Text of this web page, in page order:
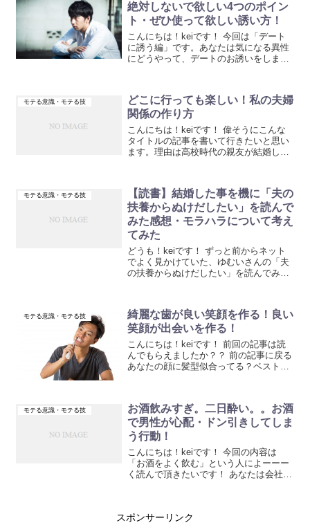
絶対しないで欲しい4つのポイン
ト・ぜひ使って欲しい誘い方！
こんにちは！keiです！ 今回は「デート
に誘う編」です。あなたは気になる異性
にどうやって、デートのお誘いをします
モテる意識・モテる技
どこに行っても楽しい！私の夫婦
関係の作り方
こんにちは！keiです！ 偉そうにこんな
タイトルの記事を書いて行きたいと思い
ます。理由は高校時代の親友が結婚して
モテる意識・モテる技
【読書】結婚した事を機に「夫の
扶養からぬけだしたい」を読んで
みた感想・モラハラについて考え
てみた
どうも！keiです！ ずっと前からネット
でよく見かけていた、ゆむいさんの「夫
の扶養からぬけだしたい」を読んでみた
モテる意識・モテる技
綺麗な歯が良い笑顔を作る！良い
笑顔が出会いを作る！
こんにちは！keiです！ 前回の記事は読
んでもらえましたか？？ 前の記事に戻る
あなたの顔に髪型似合ってる？ベストな
モテる意識・モテる技
お酒飲みすぎ。二日酔い。。お酒
で男性が心配・ドン引きしてしま
う行動！
こんにちは！keiです！ 今回の内容は
「お酒をよく飲む」という人によーーー
く読んで頂きたいです！ あなたは会社の
スポンサーリンク